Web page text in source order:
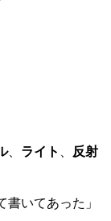
、 ライト
反射
書いてあった」